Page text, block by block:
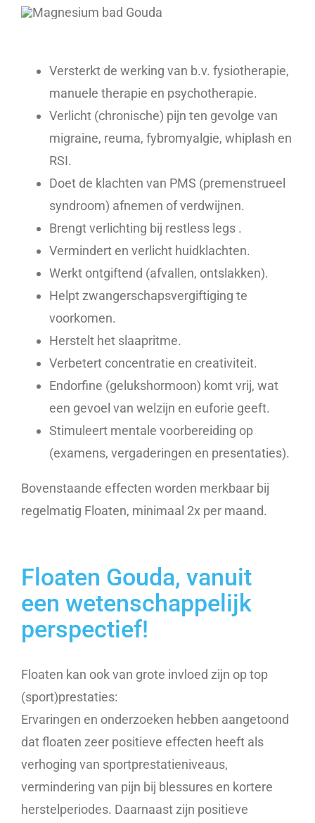
Versterkt de werking van b.v. fysiotherapie,
manuele therapie en psychotherapie.
Verlicht (chronische) pijn ten gevolge van
migraine, reuma, fybromyalgie, whiplash en
RSI.
Doet de klachten van PMS (premenstrueel
syndroom) afnemen of verdwijnen.
Brengt verlichting bij restless legs .
Vermindert en verlicht huidklachten.
Werkt ontgiftend (afvallen, ontslakken).
Helpt zwangerschapsvergiftiging te
voorkomen.
Herstelt het slaapritme.
Verbetert concentratie en creativiteit.
Endorfine (gelukshormoon) komt vrij, wat
een gevoel van welzijn en euforie geeft.
Stimuleert mentale voorbereiding op
(examens, vergaderingen en presentaties).
Bovenstaande effecten worden merkbaar bij
regelmatig Floaten, minimaal 2x per maand.
Floaten Gouda, vanuit
een wetenschappelijk
perspectief!
Floaten kan ook van grote invloed zijn op top
(sport)prestaties:
Ervaringen en onderzoeken hebben aangetoond
dat floaten zeer positieve effecten heeft als
verhoging van sportprestatieniveaus,
vermindering van pijn bij blessures en kortere
herstelperiodes. Daarnaast zijn positieve